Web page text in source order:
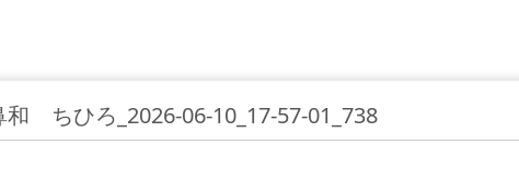
和 ちひろ_2026-06-10_17-57-01_738